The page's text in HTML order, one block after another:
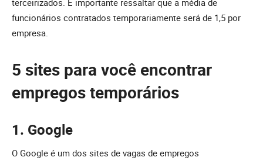
funcionários contratados temporariamente será de 1,5 por
empresa.
5 sites para você encontrar
empregos temporários
1. Google
O Google é um dos sites de vagas de empregos